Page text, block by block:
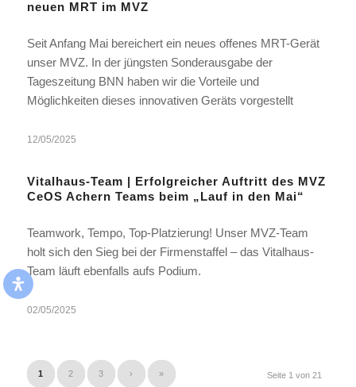
neuen MRT im MVZ
Seit Anfang Mai bereichert ein neues offenes MRT-Gerät
unser MVZ. In der jüngsten Sonderausgabe der
Tageszeitung BNN haben wir die Vorteile und
Möglichkeiten dieses innovativen Geräts vorgestellt
12/05/2025
Vitalhaus-Team | Erfolgreicher Auftritt des MVZ
CeOS Achern Teams beim „Lauf in den Mai“
Teamwork, Tempo, Top-Platzierung! Unser MVZ-Team
holt sich den Sieg bei der Firmenstaffel – das Vitalhaus-
Team läuft ebenfalls aufs Podium.
02/05/2025
Seite 1 von 21
1 2 3 › »